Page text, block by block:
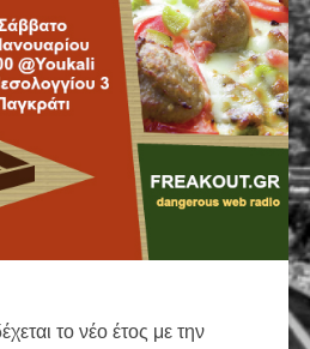
το νέο έτος με την